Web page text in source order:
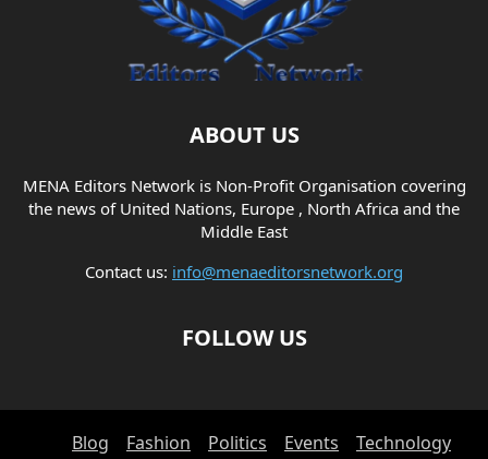
ABOUT US
MENA Editors Network is Non-Profit Organisation covering
the news of United Nations, Europe , North Africa and the
Middle East
Contact us: info@menaeditorsnetwork.org
FOLLOW US
Blog Fashion Politics Events Technology